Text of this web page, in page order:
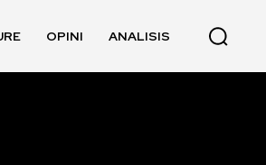
OPINI ANALISIS